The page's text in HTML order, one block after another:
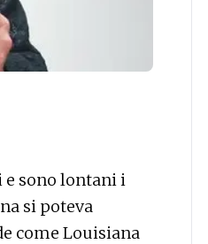
e sono lontani i
si poteva
come Louisiana